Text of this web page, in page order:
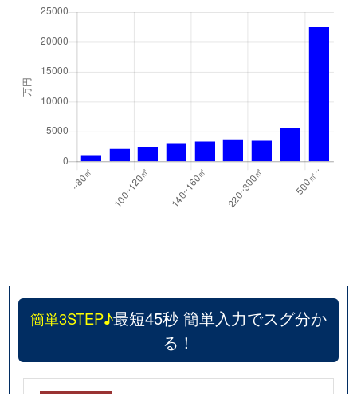
南浜学区
3,400万円
中書島
南浜学区
南浜学区
中書島
南浜学区
4,700万円
伏見桃山
2,200万円
南浜学区
2,900万円 桃山御陵前
簡単3STEP♪最短45秒 簡単入力でスグ分か
る！